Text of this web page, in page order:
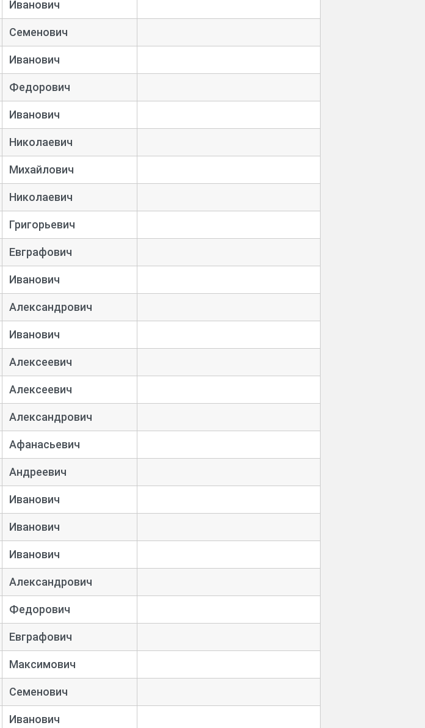
Иванович
Семенович
Иванович
Федорович
Иванович
Николаевич
Михайлович
Николаевич
Григорьевич
Евграфович
Иванович
Александрович
Иванович
Алексеевич
Алексеевич
Александрович
Афанасьевич
Андреевич
Иванович
Иванович
Иванович
Александрович
Федорович
Евграфович
Максимович
Семенович
Иванович